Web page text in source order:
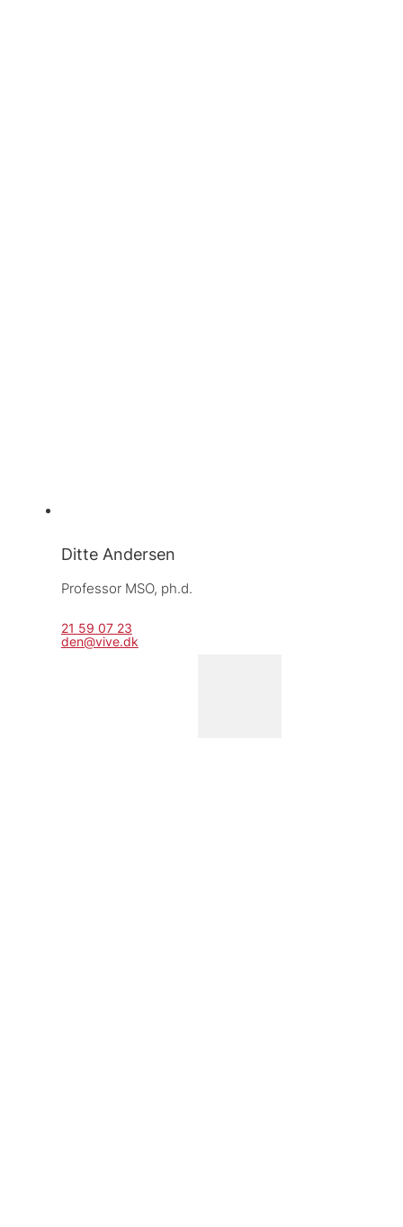
Ditte Andersen
Professor MSO, ph.d.
21 59 07 23
den@vive.dk